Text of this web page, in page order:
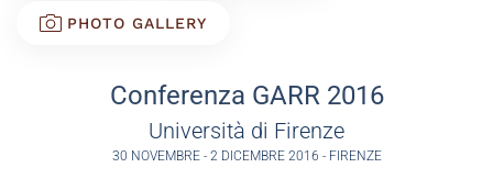
PHOTO GALLERY
Conferenza GARR 2016
Università di Firenze
30 NOVEMBRE - 2 DICEMBRE 2016 - FIRENZE